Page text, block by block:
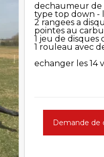
dechaumeur de
type top down -
2 rangees a
pointes au
1 jeu de
1 rouleau avec
echanger les 14
Demande de